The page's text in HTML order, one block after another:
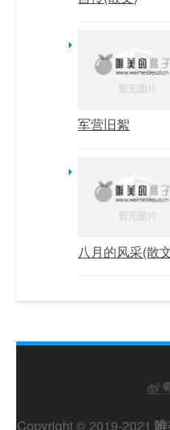
军营旧絮
八月的风采(散
Copyright © 2019-2021